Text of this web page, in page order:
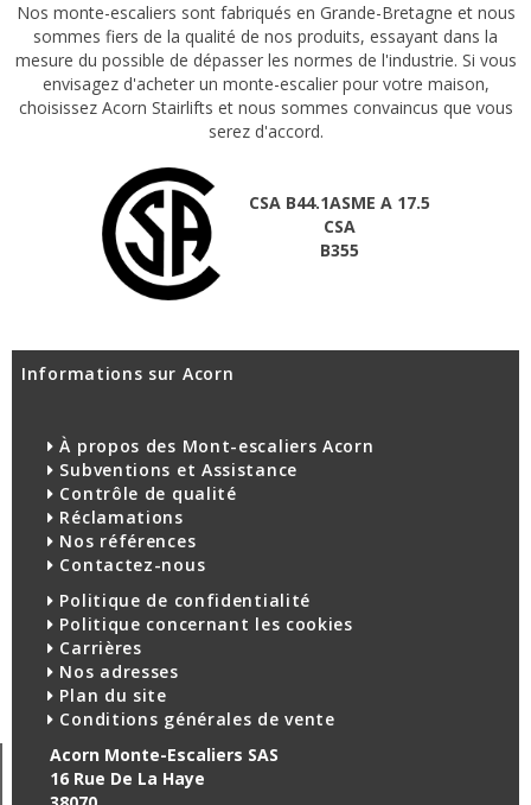
Nos monte-escaliers sont fabriqués en Grande-Bretagne et nous
sommes fiers de la qualité de nos produits, essayant dans la
mesure du possible de dépasser les normes de l'industrie. Si vous
envisagez d'acheter un monte-escalier pour votre maison,
choisissez Acorn Stairlifts et nous sommes convaincus que vous
serez d'accord.
CSA B44.1ASME A 17.5
CSA
B355
Informations sur Acorn
À propos des Mont-escaliers Acorn
Subventions et Assistance
Contrôle de qualité
Réclamations
Nos références
Contactez-nous
Politique de confidentialité
Politique concernant les cookies
Carrières
Nos adresses
Plan du site
Conditions générales de vente
Acorn Monte-Escaliers SAS
16 Rue De La Haye